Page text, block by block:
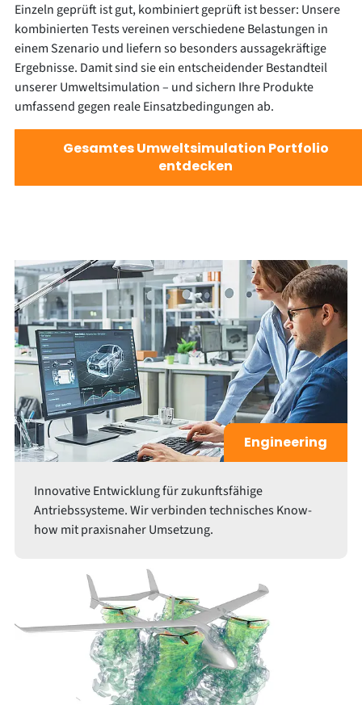
Einzeln geprüft ist gut, kombiniert geprüft ist besser: Unsere
kombinierten Tests vereinen verschiedene Belastungen in
einem Szenario und liefern so besonders aussagekräftige
Ergebnisse. Damit sind sie ein entscheidender Bestandteil
unserer Umweltsimulation – und sichern Ihre Produkte
umfassend gegen reale Einsatzbedingungen ab.
Gesamtes Umweltsimulation Portfolio
entdecken
Engineering
Innovative Entwicklung für zukunftsfähige
Antriebssysteme. Wir verbinden technisches Know-
how mit praxisnaher Umsetzung.